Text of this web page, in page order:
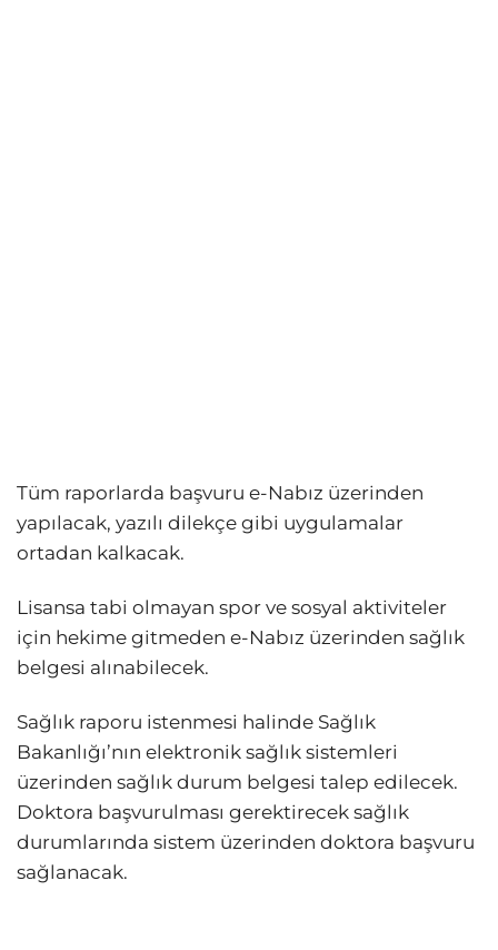
Tüm raporlarda başvuru e-Nabız üzerinden
yapılacak, yazılı dilekçe gibi uygulamalar
ortadan kalkacak.
Lisansa tabi olmayan spor ve sosyal aktiviteler
için hekime gitmeden e-Nabız üzerinden sağlık
belgesi alınabilecek.
Sağlık raporu istenmesi halinde Sağlık
Bakanlığı’nın elektronik sağlık sistemleri
üzerinden sağlık durum belgesi talep edilecek.
Doktora başvurulması gerektirecek sağlık
durumlarında sistem üzerinden doktora başvuru
sağlanacak.